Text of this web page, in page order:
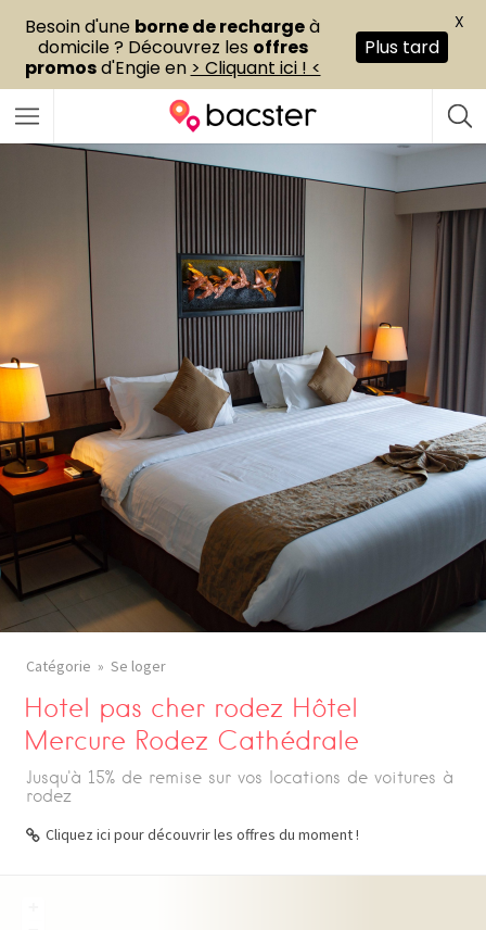
Catégorie Se loger
Hotel pas cher rodez Hôtel
Mercure Rodez Cathédrale
Jusqu'à 15% de remise sur vos locations de voitures à
rodez
Cliquez ici pour découvrir les offres du moment !
Besoin d'une borne de rechargeà
domicile ? Découvrez les offres
promosd'Engie en > Cliquant ici ! <
Plus tard
X